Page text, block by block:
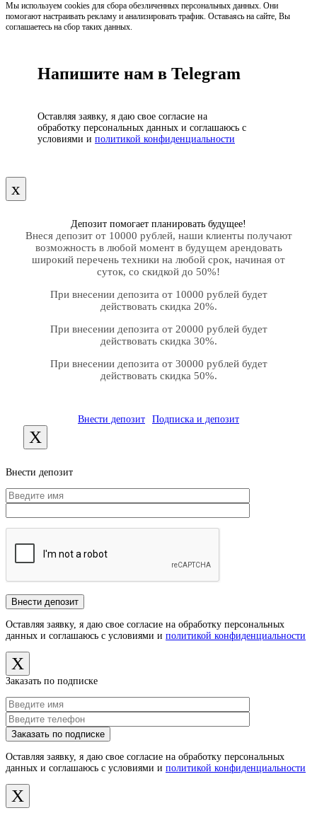
Мы используем cookies для сбора обезличенных персональных данных. Они
помогают настраивать рекламу и анализировать трафик. Оставаясь на сайте, Вы
соглашаетесь на сбор таких данных.
Напишите нам в Telegram
Оставляя заявку, я даю свое согласие на
обработку персональных данных и соглашаюсь с
условиями и политикой конфиденциальности
х
Депозит помогает планировать будущее!
Внеся депозит от 10000 рублей, наши клиенты получают
возможность в любой момент в будущем арендовать
широкий перечень техники на любой срок, начиная от
суток, со скидкой до 50%!
При внесении депозита от 10000 рублей будет
действовать скидка 20%.
При внесении депозита от 20000 рублей будет
действовать скидка 30%.
При внесении депозита от 30000 рублей будет
действовать скидка 50%.
Внести депозит Подписка и депозит
X
Внести депозит
Оставляя заявку, я даю свое согласие на обработку персональных
данных и соглашаюсь с условиями и политикой конфиденциальности
X
Заказать по подписке
Оставляя заявку, я даю свое согласие на обработку персональных
данных и соглашаюсь с условиями и политикой конфиденциальности
X